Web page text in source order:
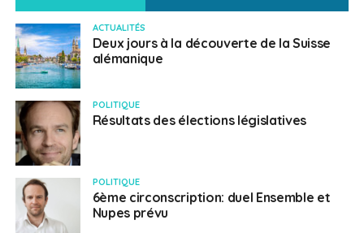
ACTUALITÉS
Deux jours à la découverte de la Suisse
alémanique
POLITIQUE
Résultats des élections législatives
POLITIQUE
6ème circonscription: duel Ensemble et
Nupes prévu